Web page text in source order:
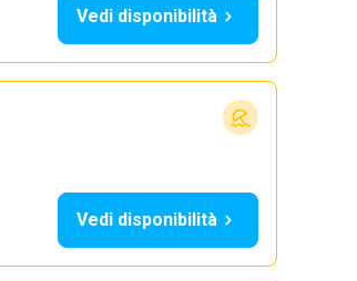
Vedi disponibilità
Vedi disponibilità